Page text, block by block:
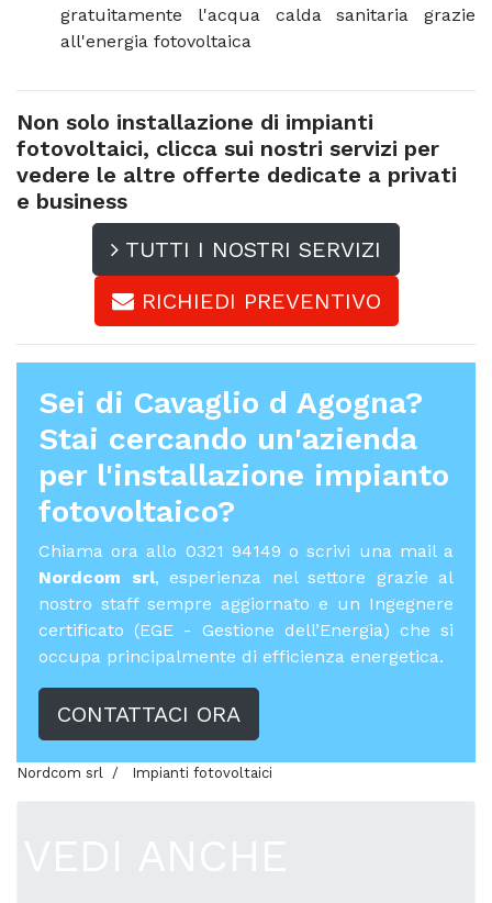
gratuitamente l'acqua calda sanitaria grazie
all'energia fotovoltaica
Non solo installazione di impianti
fotovoltaici, clicca sui nostri servizi per
vedere le altre offerte dedicate a privati
e business
TUTTI I NOSTRI SERVIZI
RICHIEDI PREVENTIVO
Sei di Cavaglio d Agogna?
Stai cercando un'azienda
per l'installazione impianto
fotovoltaico?
Chiama ora allo 0321 94149 o scrivi una mail a
Nordcom srl, esperienza nel settore grazie al
nostro staff sempre aggiornato e un Ingegnere
certificato (EGE - Gestione dell’Energia) che si
occupa principalmente di efficienza energetica.
CONTATTACI ORA
Nordcom srl Impianti fotovoltaici